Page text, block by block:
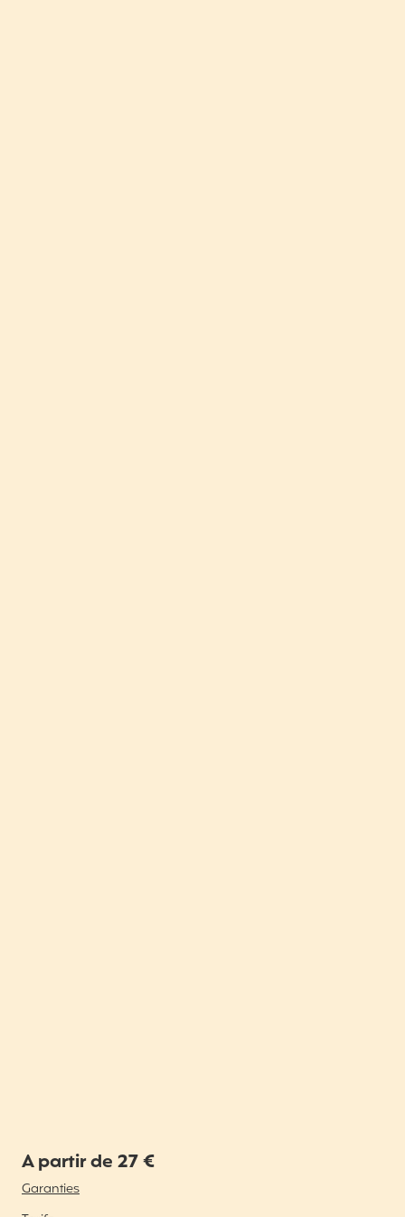
A partir de 27 €
Garanties